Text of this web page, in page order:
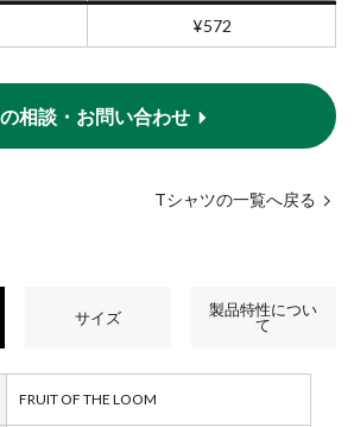
¥572
相談・お問い合わせ
Tシャツの一覧へ戻る
サイズ
製品特性につい
て
FRUIT OF THE LOOM